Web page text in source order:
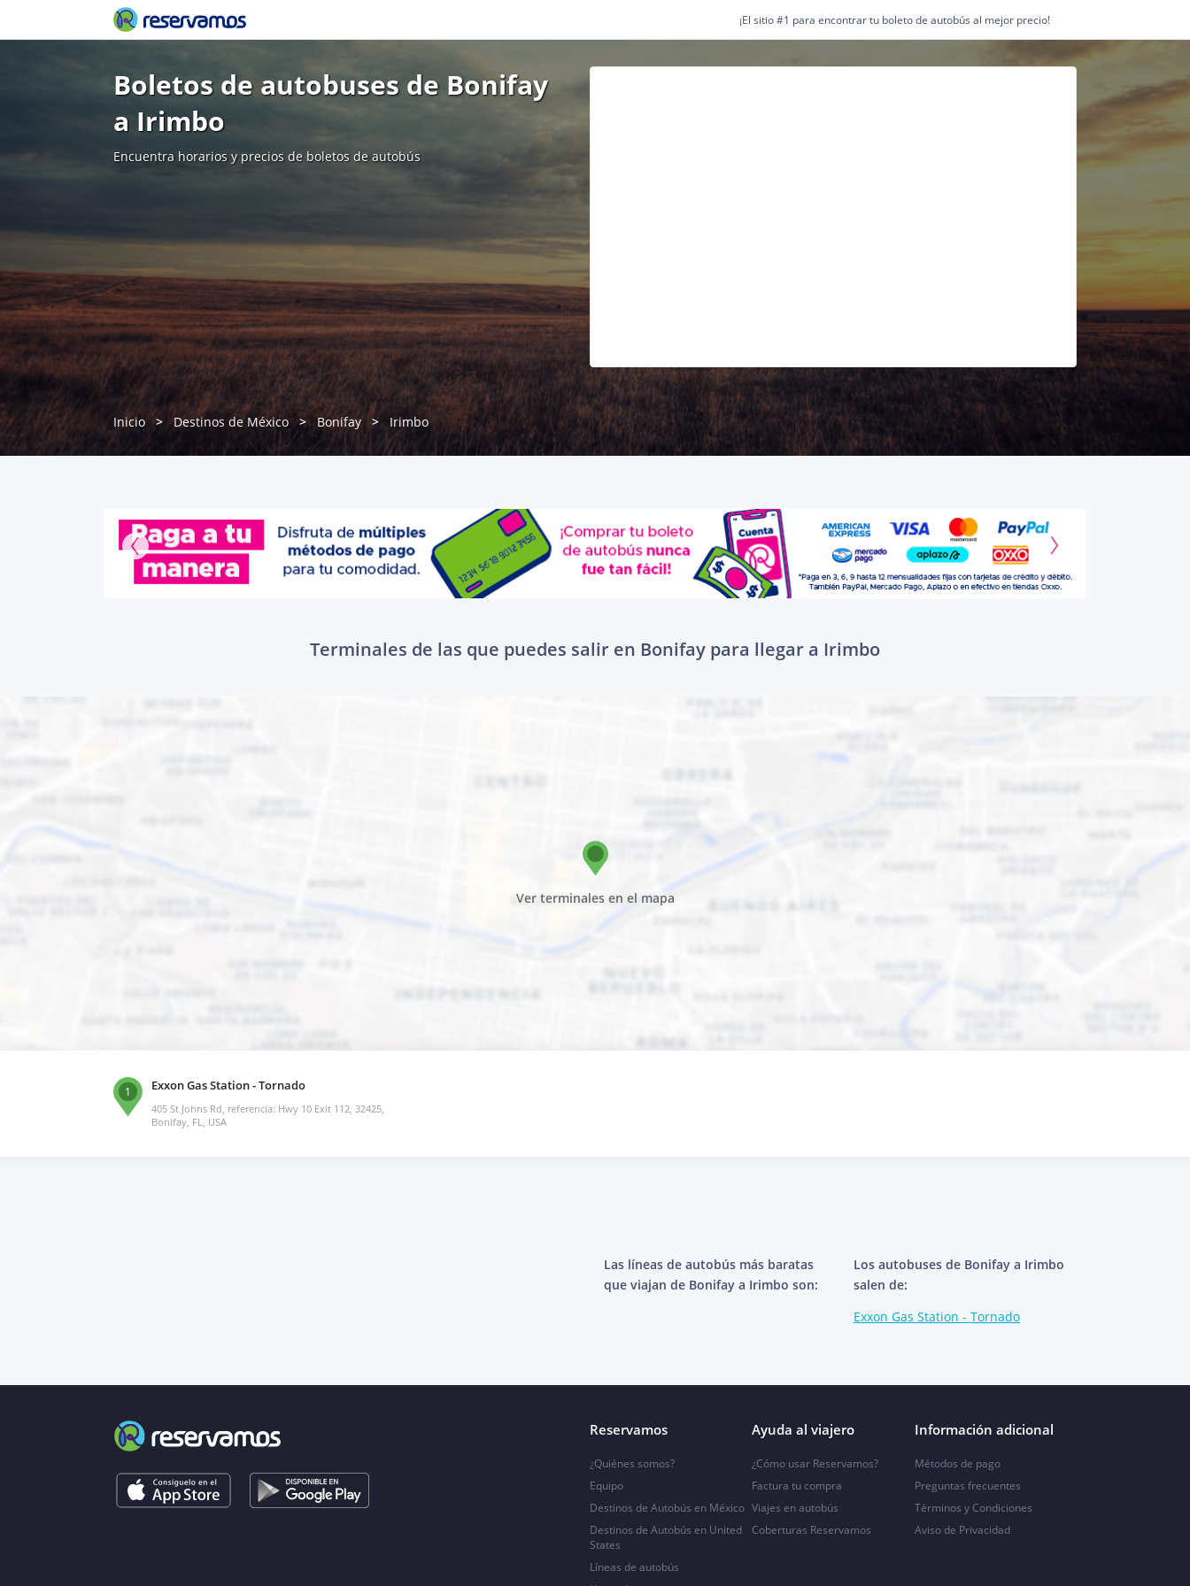
¡El sitio #1 para encontrar tu boleto de autobús al mejor precio!
Boletos de autobuses de Bonifay
a Irimbo
Encuentra horarios y precios de boletos de autobús
Inicio Destinos de México Bonifay Irimbo
Terminales de las que puedes salir en Bonifay para llegar a Irimbo
Ver terminales en el mapa
1 Exxon Gas Station - Tornado
405 St Johns Rd, referencia: Hwy 10 Exit 112, 32425,
Bonifay, FL, USA
Las líneas de autobús más baratas
que viajan de Bonifay a Irimbo son:
Los autobuses de Bonifay a Irimbo
salen de:
Exxon Gas Station - Tornado
Reservamos
¿Quiénes somos?
Equipo
Destinos de Autobús en México
Destinos de Autobús en United
States
Líneas de autobús
Ayuda al viajero
¿Cómo usar Reservamos?
Factura tu compra
Viajes en autobús
Coberturas Reservamos
Información adicional
Métodos de pago
Preguntas frecuentes
Términos y Condiciones
Aviso de Privacidad